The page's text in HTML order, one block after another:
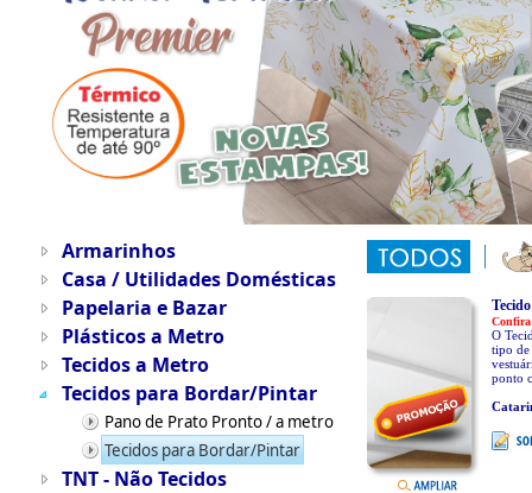
Armarinhos
Casa / Utilidades Domésticas
Papelaria e Bazar
Plásticos a Metro
Tecidos a Metro
Tecidos para Bordar/Pintar
Pano de Prato Pronto / a metro
Tecidos para Bordar/Pintar
TNT - Não Tecidos
O
tipo de
ponto